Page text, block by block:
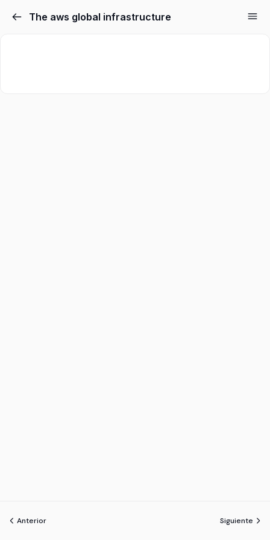
The aws global infrastructure
Anterior Siguiente